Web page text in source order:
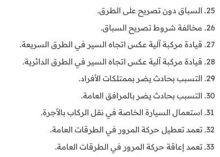
السباق دون تصريح على الطرق.
مخالفة شروط تصريح السباق.
قيادة مركبة آلية عكس اتجاه السير في الطرق السريعة.
قيادة مركبة آلية عكس اتجاه السير في الطرق الدائرية.
التسبب بحادث يضر بممتلكات الأفراد.
التسبب بحادث يضر بالمرافق العامة.
استعمال السيارة الخاصة في نقل الركاب بالأجرة.
تعمد تعطيل حركة المرور في الطرقات العامة.
تعمد إعاقة حركة المرور في الطرقات العامة.